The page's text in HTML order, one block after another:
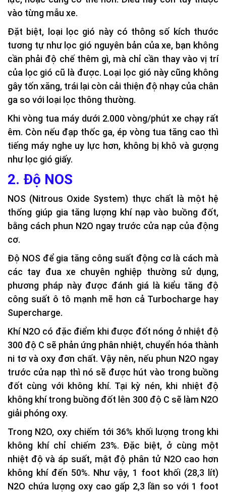
vào từng mẫu xe.
Đặt biệt, loại lọc gió này có thông số kích thước
tương tự như lọc gió nguyên bản của xe, bạn không
cần phải độ chế thêm gì, mà chỉ cần thay vào vị trí
của lọc gió cũ là được. Loại lọc gió này cũng không
gây tốn xăng, trái lại còn cải thiện độ nhạy của chân
ga so với loại lọc thông thường.
Khi vòng tua máy dưới 2.000 vòng/phút xe chạy rất
êm. Còn nếu đạp thốc ga, ép vòng tua tăng cao thì
tiếng máy nghe uy lực hơn, không bị khô và gượng
như lọc gió giấy.
2. Độ NOS
NOS (Nitrous Oxide System) thực chất là một hệ
thống giúp gia tăng lượng khí nạp vào buồng đốt,
bằng cách phun N2O ngay trước cửa nạp của động
cơ.
Độ NOS để gia tăng công suất động cơ là cách mà
các tay đua xe chuyên nghiệp thường sử dụng,
phương pháp này được đánh giá là kiểu tăng độ
công suất ô tô mạnh mẽ hơn cả Turbocharge hay
Supercharge.
Khí N2O có đặc điểm khi được đốt nóng ở nhiệt độ
300 độ C sẽ phản ứng phân nhiệt, chuyển hóa thành
ni tơ và oxy đơn chất. Vậy nên, nếu phun N2O ngay
trước cửa nạp thì nó sẽ được hút vào trong buồng
đốt cùng với không khí. Tại kỳ nén, khi nhiệt độ
không khí trong buồng đốt lên 300 độ C sẽ làm N2O
giải phóng oxy.
Trong N2O, oxy chiếm tới 36% khối lượng trong khi
không khí chỉ chiếm 23%. Đặc biệt, ở cùng một
nhiệt độ và áp suất, mật độ phân tử N2O cao hơn
không khí đến 50%. Như vậy, 1 foot khối (28,3 lít)
N2O chứa lượng oxy cao gấp 2,3 lần so với 1 foot